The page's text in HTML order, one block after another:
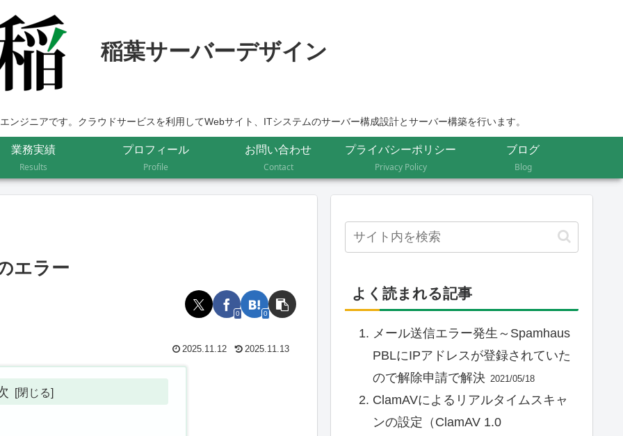
ンジニアです。クラウドサービスを利用してWebサイト、ITシステムのサーバー構成設計とサーバー構築を行います。
業務実績
Results
プロフィール
Profile
お問い合わせ
Contact
プライバシーポリシー
Privacy Policy
ブログ
Blog
エラー
0 0
2025.11.12 2025.11.13
よく読まれる記事
メール送信エラー発生～Spamhaus
PBLにIPアドレスが登録されていた
ので解除申請で解決 2021/05/18
ClamAVによるリアルタイムスキャ
ンの設定（ClamAV 1.0